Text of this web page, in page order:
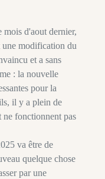
mois d'aout dernier,
une modification du
et a sans
: la nouvelle
pour la
il y a plein de
ne fonctionnent pas
va être de
quelque chose
par une